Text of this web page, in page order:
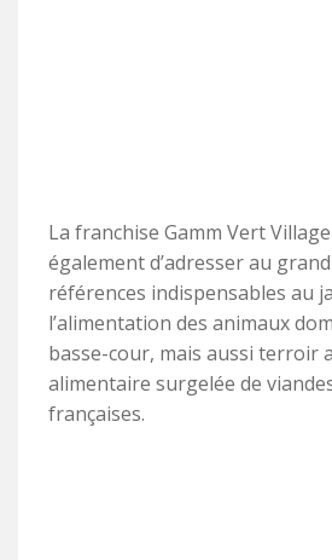
La franchise Gamm Vert
également d’adresser au
références indispensables au
l’alimentation des animaux
basse-cour, mais aussi terroir
alimentaire surgelée de
françaises.